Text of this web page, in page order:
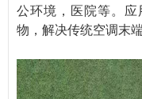
公环境，医院等。
物，解决传统空调末